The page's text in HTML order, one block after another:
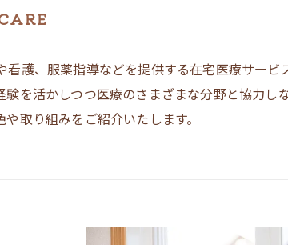
護、服薬指導などを提供する在宅医療サービ
を活かしつつ医療のさまざまな分野と協力し
取り組みをご紹介いたします。